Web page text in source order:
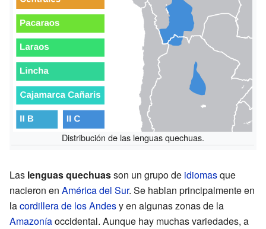
Distribución de las lenguas quechuas.
Las lenguas quechuasson un grupo de idiomasque
nacieron en América del Sur. Se hablan principalmente en
lacordillera de los Andesy en algunas zonas de la
Amazoníaoccidental. Aunque hay muchas variedades, a